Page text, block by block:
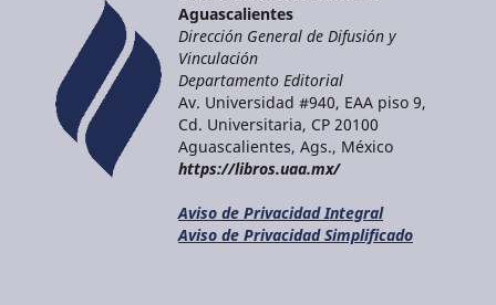
Aguascalientes
Dirección General de Difusión y
Vinculación
Departamento Editorial
Av. Universidad #940, EAA piso 9,
Cd. Universitaria, CP 20100
Aguascalientes, Ags., México
https://libros.uaa.mx/
Aviso de Privacidad Integral
Aviso de Privacidad Simplificado